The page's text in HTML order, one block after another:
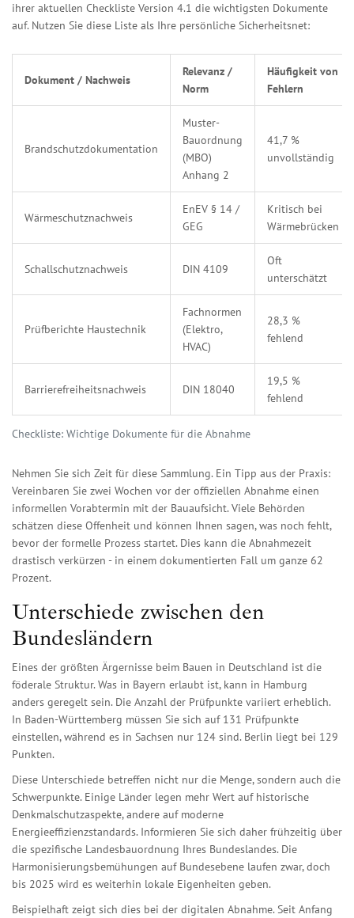
ihrer aktuellen Checkliste Version 4.1 die wichtigsten Dokumente
auf. Nutzen Sie diese Liste als Ihre persönliche Sicherheitsnet:
Checkliste: Wichtige Dokumente für die Abnahme
Dokument / Nachweis
Relevanz /
Norm
Häufigkeit von
Fehlern
Brandschutzdokumentation
Muster-
Bauordnung
(MBO)
Anhang 2
41,7 %
unvollständig
Wärmeschutznachweis
EnEV § 14 /
GEG
Kritisch bei
Wärmebrücken
Schallschutznachweis DIN 4109
Oft
unterschätzt
Prüfberichte Haustechnik
Fachnormen
(Elektro,
HVAC)
28,3 %
fehlend
Barrierefreiheitsnachweis DIN 18040
19,5 %
fehlend
Nehmen Sie sich Zeit für diese Sammlung. Ein Tipp aus der Praxis:
Vereinbaren Sie zwei Wochen vor der offiziellen Abnahme einen
informellen Vorabtermin mit der Bauaufsicht. Viele Behörden
schätzen diese Offenheit und können Ihnen sagen, was noch fehlt,
bevor der formelle Prozess startet. Dies kann die Abnahmezeit
drastisch verkürzen - in einem dokumentierten Fall um ganze 62
Prozent.
Unterschiede zwischen den
Bundesländern
Eines der größten Ärgernisse beim Bauen in Deutschland ist die
föderale Struktur. Was in Bayern erlaubt ist, kann in Hamburg
anders geregelt sein. Die Anzahl der Prüfpunkte variiert erheblich.
In Baden-Württemberg müssen Sie sich auf 131 Prüfpunkte
einstellen, während es in Sachsen nur 124 sind. Berlin liegt bei 129
Punkten.
Diese Unterschiede betreffen nicht nur die Menge, sondern auch die
Schwerpunkte. Einige Länder legen mehr Wert auf historische
Denkmalschutzaspekte, andere auf moderne
Energieeffizienzstandards. Informieren Sie sich daher frühzeitig über
die spezifische Landesbauordnung Ihres Bundeslandes. Die
Harmonisierungsbemühungen auf Bundesebene laufen zwar, doch
bis 2025 wird es weiterhin lokale Eigenheiten geben.
Beispielhaft zeigt sich dies bei der digitalen Abnahme. Seit Anfang